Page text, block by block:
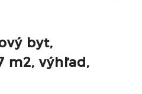
byt,
m2, výhľad,